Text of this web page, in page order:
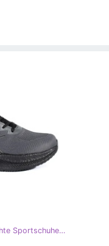
Vico Schwarz-graue, leichte Sportschuhe zum Schnüren